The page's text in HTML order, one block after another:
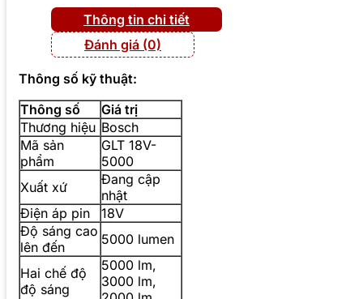
Thông tin chi tiết
Đánh giá (0)
Thông số kỹ thuật:
Thông số
Giá trị
Thương hiệu Bosch
Mã sản
phẩm
GLT 18V-
5000
Xuất xứ
Đang cập
nhật
Điện áp pin
18V
Độ sáng cao
lên đến
5000 lumen
Hai chế độ
độ sáng
5000 lm,
3000 lm,